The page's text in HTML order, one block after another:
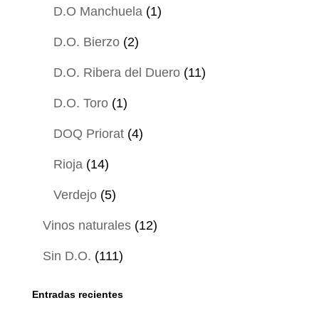
D.O Manchuela 11
D.O. Bierzo 22
productos
D.O. Ribera del Duero 1111
D.O. Toro 11
producto
DOQ Priorat 44
Rioja 1414
productos
Verdejo 55
productos
Vinos naturales 1212
Sin D.O. 111111
Entradas recientes